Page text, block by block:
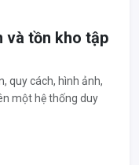
và tồn kho tập
quy cách, hình ảnh,
một hệ thống duy